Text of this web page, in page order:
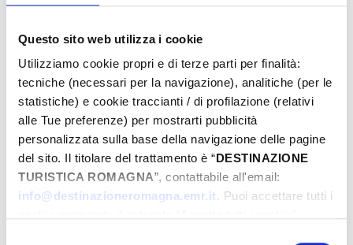
Questo sito web utilizza i cookie
Utilizziamo cookie propri e di terze parti per finalità:
tecniche (necessari per la navigazione), analitiche (per le
statistiche) e cookie traccianti / di profilazione (relativi
alle Tue preferenze) per mostrarti pubblicità
personalizzata sulla base della navigazione delle pagine
del sito. Il titolare del trattamento è “DESTINAZIONE
TURISTICA ROMAGNA”, contattabile all'email:
info@destinazioneromagna.emr.it. Puoi accettare tutti i